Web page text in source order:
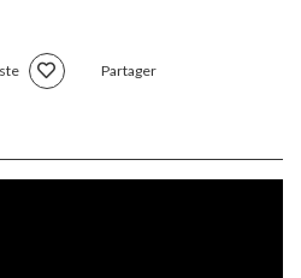
Partager